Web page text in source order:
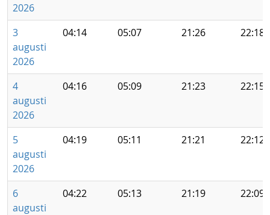
2026
3
augusti
2026
04:14 05:07 21:26 22:18
4
augusti
2026
04:16 05:09 21:23 22:15
5
augusti
2026
04:19 05:11 21:21 22:12
6
augusti
04:22 05:13 21:19 22:09